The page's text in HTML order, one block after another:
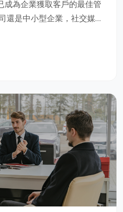
成為企業獲取客戶的最佳管
還是中小型企業，社交媒體
機會。 本文將探討為什麼社
道，並介紹一些利用社交